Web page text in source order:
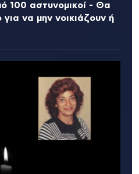
100 αστυνομικοί - Θα
για να μην νοικιάζουν ή